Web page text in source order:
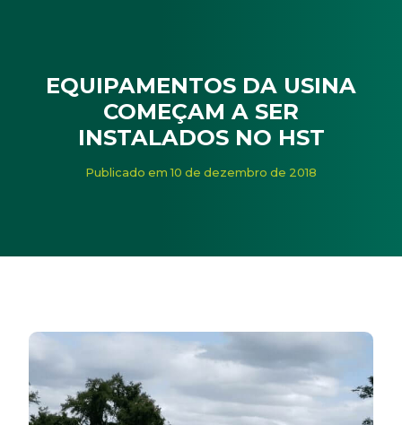
EQUIPAMENTOS DA USINA
COMEÇAM A SER
INSTALADOS NO HST
Noticias / EQUIPAMENTOS DA USINA
Publicado em 10 de dezembro de 2018